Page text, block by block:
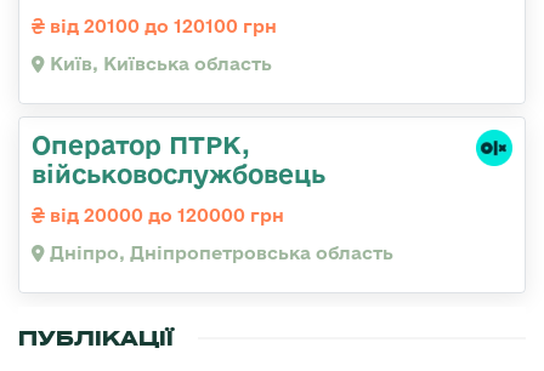
від 20100 до 120100 грн
Київ, Київська область
Оператор ПТРК,
військовослужбовець
від 20000 до 120000 грн
Дніпро, Дніпропетровська область
ПУБЛІКАЦІЇ